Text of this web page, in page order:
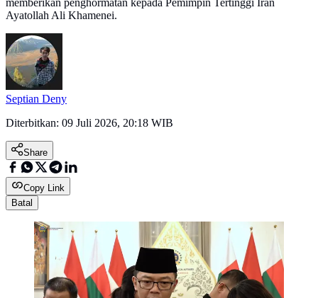
memberikan penghormatan kepada Pemimpin Tertinggi Iran
Ayatollah Ali Khamenei.
Septian Deny
Diterbitkan: 09 Juli 2026, 20:18 WIB
Share
Copy Link
Batal